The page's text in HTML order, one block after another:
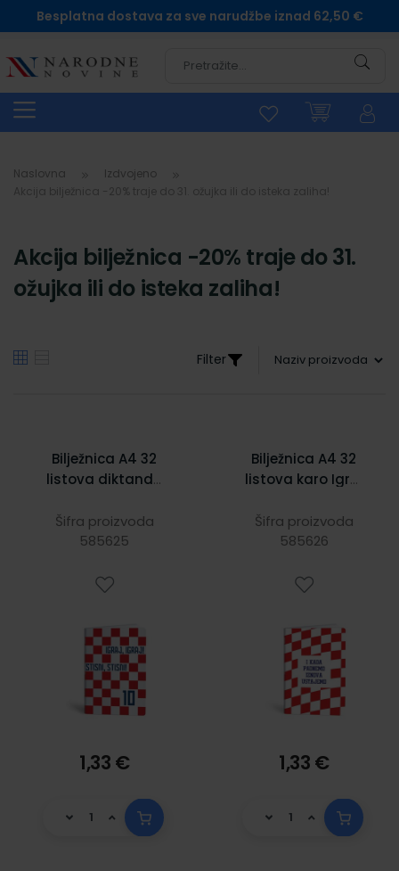
Besplatna dostava za sve narudžbe iznad 62,50 €
Naslovna
Izdvojeno
Akcija bilježnica -20% traje do 31.
ožujka ili do isteka zaliha!
Filter
Bilježnica A4 32
listova diktando
Hrvatska
Šifra proizvoda
585625
1,33 €
Bilježnica A4 32
listova karo Igraj
Šifra proizvoda
585626
1,33 €